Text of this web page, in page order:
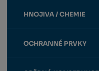
HNOJIVA / CHEMIE
OCHRANNÉ PRVKY